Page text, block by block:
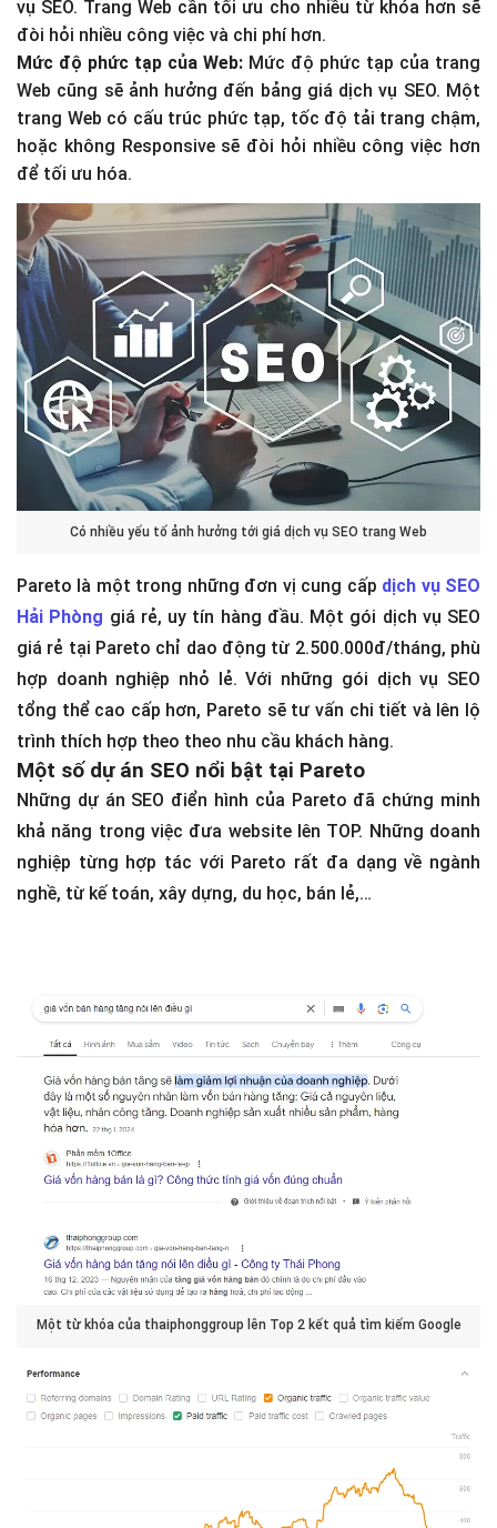
vụ SEO. Trang Web cần tối ưu cho nhiều từ khóa hơn sẽ
đòi hỏi nhiều công việc và chi phí hơn.
Mức độ phức tạp của Web: Mức độ phức tạp của trang
Web cũng sẽ ảnh hưởng đến bảng giá dịch vụ SEO. Một
trang Web có cấu trúc phức tạp, tốc độ tải trang chậm,
hoặc không Responsive sẽ đòi hỏi nhiều công việc hơn
để tối ưu hóa.
Có nhiều yếu tố ảnh hưởng tới giá dịch vụ SEO trang Web
Pareto là một trong những đơn vị cung cấp dịch vụ SEO
Hải Phòng giá rẻ, uy tín hàng đầu. Một gói dịch vụ SEO
giá rẻ tại Pareto chỉ dao động từ 2.500.000đ/tháng, phù
hợp doanh nghiệp nhỏ lẻ. Với những gói dịch vụ SEO
tổng thể cao cấp hơn, Pareto sẽ tư vấn chi tiết và lên lộ
trình thích hợp theo theo nhu cầu khách hàng.
Một số dự án SEO nổi bật tại Pareto
Những dự án SEO điển hình của Pareto đã chứng minh
khả năng trong việc đưa website lên TOP. Những doanh
nghiệp từng hợp tác với Pareto rất đa dạng về ngành
nghề, từ kế toán, xây dựng, du học, bán lẻ,…
Một từ khóa của thaiphonggroup lên Top 2 kết quả tìm kiếm Google